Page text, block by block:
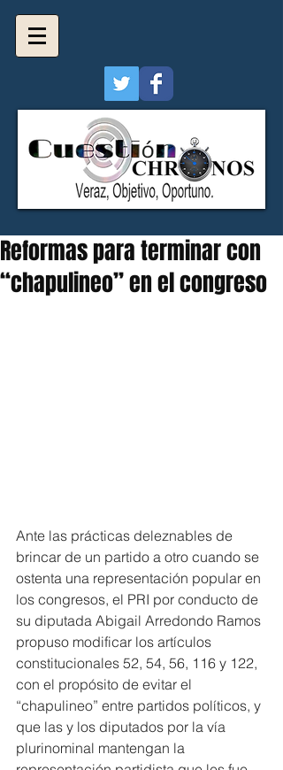
Reformas para terminar con
“chapulineo” en el congreso
Ante las prácticas deleznables de
brincar de un partido a otro cuando se
ostenta una representación popular en
los congresos, el PRI por conducto de
su diputada Abigail Arredondo Ramos
propuso modificar los artículos
constitucionales 52, 54, 56, 116 y 122,
con el propósito de evitar el
“chapulineo” entre partidos políticos, y
que las y los diputados por la vía
plurinominal mantengan la